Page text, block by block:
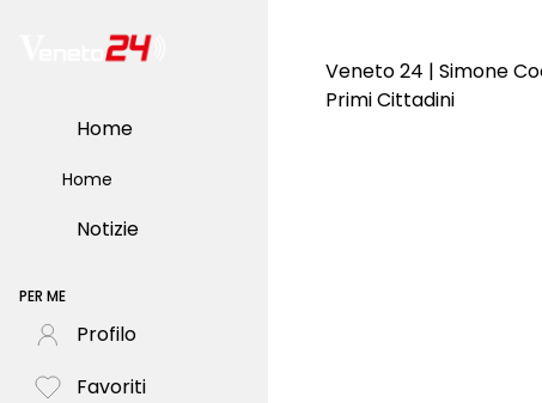
Home
Home
Notizie
PER ME
Profilo
Favoriti
Veneto 24 | Simone
Primi Cittadini